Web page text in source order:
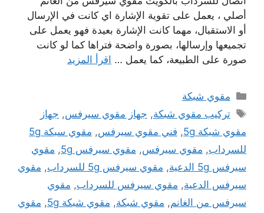
أصلي ، يعمل على تقوية الإشارة اي كانت في الإرسال
أو الاستقبال، مهما كانت الإشارة بعيدة فهو يعمل على
تجميعها وإرسالها، بصورة واضحة فتراها كما لو كانت
صورة على الطبيعة، كما يعمل … اقرأ المزيد
التصنيفات
مقوي شبكة
الوسوم
تركيب مقوي شبكة, جهاز مقوي سيرفس, جهاز
مقوي شبكة 5g
, فني مقوي سيرفس,
مقوي سبكة 5g
للسرداب, مقوي سيرفس, مقوي سيرفس 5g , مقوي
سيرفس 5g الدعية
, مقوي سيرفس 5g للسرداب , مقوي
سيرفس الدعية, مقوي سيرفس للسرداب, مقوي
سيرفس من الغانم, مقوي شبكة, مقوي شبكة 5g , مقوي